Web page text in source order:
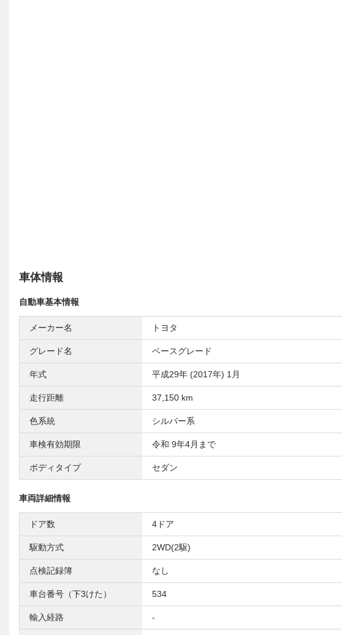
車体情報
自動車基本情報
メーカー名 トヨタ
グレード名 ベースグレード
年式 平成29年 (2017年) 1月
走行距離 37,150 km
色系統 シルバー系
車検有効期限 令和 9年4月まで
ボディタイプ セダン
車両詳細情報
ドア数 4ドア
駆動方式 2WD(2駆)
点検記録簿 なし
車台番号（下3けた） 534
輸入経路 -